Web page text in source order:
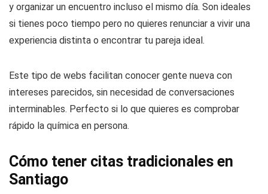
y organizar un encuentro incluso el mismo día. Son ideales
si tienes poco tiempo pero no quieres renunciar a vivir una
experiencia distinta o encontrar tu pareja ideal.
Este tipo de webs facilitan conocer gente nueva con
intereses parecidos, sin necesidad de conversaciones
interminables. Perfecto si lo que quieres es comprobar
rápido la química en persona.
Cómo tener citas tradicionales en
Santiago